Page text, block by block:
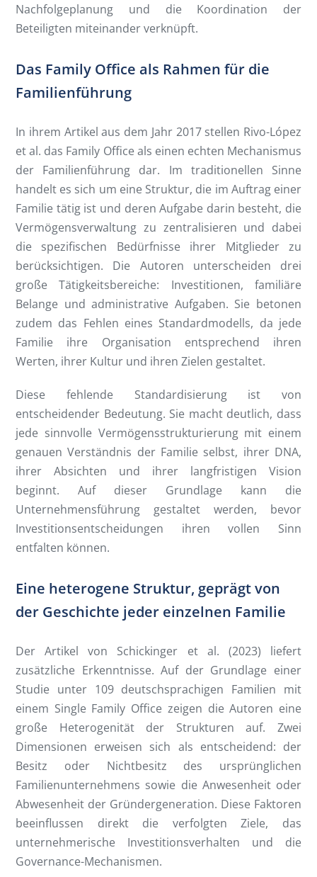
Nachfolgeplanung und die Koordination der
Beteiligten miteinander verknüpft.
Das Family Office als Rahmen für die
Familienführung
In ihrem Artikel aus dem Jahr 2017 stellen Rivo-López
et al. das Family Office als einen echten Mechanismus
der Familienführung dar. Im traditionellen Sinne
handelt es sich um eine Struktur, die im Auftrag einer
Familie tätig ist und deren Aufgabe darin besteht, die
Vermögensverwaltung zu zentralisieren und dabei
die spezifischen Bedürfnisse ihrer Mitglieder zu
berücksichtigen. Die Autoren unterscheiden drei
große Tätigkeitsbereiche: Investitionen, familiäre
Belange und administrative Aufgaben. Sie betonen
zudem das Fehlen eines Standardmodells, da jede
Familie ihre Organisation entsprechend ihren
Werten, ihrer Kultur und ihren Zielen gestaltet.
Diese fehlende Standardisierung ist von
entscheidender Bedeutung. Sie macht deutlich, dass
jede sinnvolle Vermögensstrukturierung mit einem
genauen Verständnis der Familie selbst, ihrer DNA,
ihrer Absichten und ihrer langfristigen Vision
beginnt. Auf dieser Grundlage kann die
Unternehmensführung gestaltet werden, bevor
Investitionsentscheidungen ihren vollen Sinn
entfalten können.
Eine heterogene Struktur, geprägt von
der Geschichte jeder einzelnen Familie
Der Artikel von Schickinger et al. (2023) liefert
zusätzliche Erkenntnisse. Auf der Grundlage einer
Studie unter 109 deutschsprachigen Familien mit
einem Single Family Office zeigen die Autoren eine
große Heterogenität der Strukturen auf. Zwei
Dimensionen erweisen sich als entscheidend: der
Besitz oder Nichtbesitz des ursprünglichen
Familienunternehmens sowie die Anwesenheit oder
Abwesenheit der Gründergeneration. Diese Faktoren
beeinflussen direkt die verfolgten Ziele, das
unternehmerische Investitionsverhalten und die
Governance-Mechanismen.